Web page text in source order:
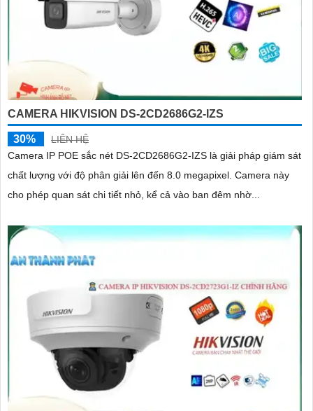
CAMERA HIKVISION DS-2CD2686G2-IZS
30%
LIÊN HỆ
Camera IP POE sắc nét DS-2CD2686G2-IZS là giải pháp giám sát
chất lượng với độ phân giải lên đến 8.0 megapixel. Camera này
cho phép quan sát chi tiết nhỏ, kể cả vào ban đêm nhờ...